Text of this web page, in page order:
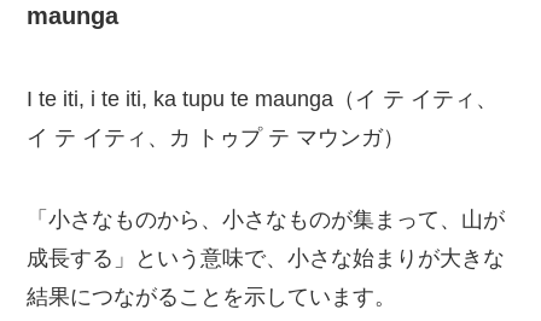
maunga
I te iti, i te iti, ka tupu te maunga（イ テ イティ、
イ テ イティ、カ トゥプ テ マウンガ）
「小さなものから、小さなものが集まって、山が
成長する」という意味で、小さな始まりが大きな
結果につながることを示しています。